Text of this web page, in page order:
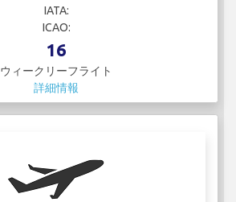
IATA:
ICAO:
16
ウィークリーフライト
詳細情報